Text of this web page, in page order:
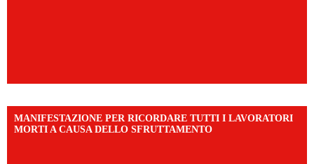
MANIFESTAZIONE PER RICORDARE TUTTI I LAVORATORI
MORTI A CAUSA DELLO SFRUTTAMENTO